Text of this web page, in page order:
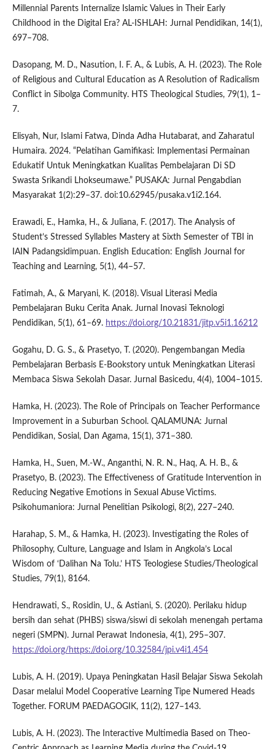
Millennial Parents Internalize Islamic Values in Their Early
Childhood in the Digital Era? AL-ISHLAH: Jurnal Pendidikan, 14(1),
697–708.
Dasopang, M. D., Nasution, I. F. A., & Lubis, A. H. (2023). The Role
of Religious and Cultural Education as A Resolution of Radicalism
Conflict in Sibolga Community. HTS Theological Studies, 79(1), 1–
7.
Elisyah, Nur, Islami Fatwa, Dinda Adha Hutabarat, and Zaharatul
Humaira. 2024. “Pelatihan Gamifikasi: Implementasi Permainan
Edukatif Untuk Meningkatkan Kualitas Pembelajaran Di SD
Swasta Srikandi Lhokseumawe.” PUSAKA: Jurnal Pengabdian
Masyarakat 1(2):29–37. doi:10.62945/pusaka.v1i2.164.
Erawadi, E., Hamka, H., & Juliana, F. (2017). The Analysis of
Student’s Stressed Syllables Mastery at Sixth Semester of TBI in
IAIN Padangsidimpuan. English Education: English Journal for
Teaching and Learning, 5(1), 44–57.
Fatimah, A., & Maryani, K. (2018). Visual Literasi Media
Pembelajaran Buku Cerita Anak. Jurnal Inovasi Teknologi
Pendidikan, 5(1), 61–69. https://doi.org/10.21831/jitp.v5i1.16212
Gogahu, D. G. S., & Prasetyo, T. (2020). Pengembangan Media
Pembelajaran Berbasis E-Bookstory untuk Meningkatkan Literasi
Membaca Siswa Sekolah Dasar. Jurnal Basicedu, 4(4), 1004–1015.
Hamka, H. (2023). The Role of Principals on Teacher Performance
Improvement in a Suburban School. QALAMUNA: Jurnal
Pendidikan, Sosial, Dan Agama, 15(1), 371–380.
Hamka, H., Suen, M.-W., Anganthi, N. R. N., Haq, A. H. B., &
Prasetyo, B. (2023). The Effectiveness of Gratitude Intervention in
Reducing Negative Emotions in Sexual Abuse Victims.
Psikohumaniora: Jurnal Penelitian Psikologi, 8(2), 227–240.
Harahap, S. M., & Hamka, H. (2023). Investigating the Roles of
Philosophy, Culture, Language and Islam in Angkola’s Local
Wisdom of ‘Dalihan Na Tolu.’ HTS Teologiese Studies/Theological
Studies, 79(1), 8164.
Hendrawati, S., Rosidin, U., & Astiani, S. (2020). Perilaku hidup
bersih dan sehat (PHBS) siswa/siswi di sekolah menengah pertama
negeri (SMPN). Jurnal Perawat Indonesia, 4(1), 295–307.
https://doi.org/https://doi.org/10.32584/jpi.v4i1.454
Lubis, A. H. (2019). Upaya Peningkatan Hasil Belajar Siswa Sekolah
Dasar melalui Model Cooperative Learning Tipe Numered Heads
Together. FORUM PAEDAGOGIK, 11(2), 127–143.
Lubis, A. H. (2023). The Interactive Multimedia Based on Theo-